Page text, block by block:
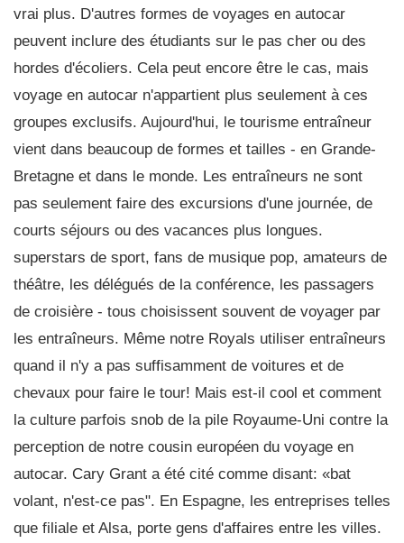
vrai plus. D'autres formes de voyages en autocar
peuvent inclure des étudiants sur le pas cher ou des
hordes d'écoliers. Cela peut encore être le cas, mais
voyage en autocar n'appartient plus seulement à ces
groupes exclusifs. Aujourd'hui, le tourisme entraîneur
vient dans beaucoup de formes et tailles - en Grande-
Bretagne et dans le monde. Les entraîneurs ne sont
pas seulement faire des excursions d'une journée, de
courts séjours ou des vacances plus longues.
superstars de sport, fans de musique pop, amateurs de
théâtre, les délégués de la conférence, les passagers
de croisière - tous choisissent souvent de voyager par
les entraîneurs. Même notre Royals utiliser entraîneurs
quand il n'y a pas suffisamment de voitures et de
chevaux pour faire le tour! Mais est-il cool et comment
la culture parfois snob de la pile Royaume-Uni contre la
perception de notre cousin européen du voyage en
autocar. Cary Grant a été cité comme disant: «bat
volant, n'est-ce pas". En Espagne, les entreprises telles
que filiale et Alsa, porte gens d'affaires entre les villes.